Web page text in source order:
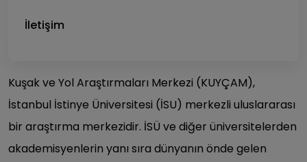
Kuşak ve Yol Araştırmaları Merkezi (KUYÇAM),
İstanbul İstinye Üniversitesi (İSU) merkezli uluslararası
bir araştırma merkezidir. İSÜ ve diğer üniversitelerden
akademisyenlerin yanı sıra dünyanın önde gelen
İletişim